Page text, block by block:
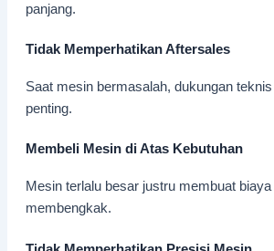
panjang.
Tidak Memperhatikan Aftersales
Saat mesin bermasalah, dukungan
penting.
Membeli Mesin di Atas Kebutuhan
Mesin terlalu besar justru membuat biaya
membengkak.